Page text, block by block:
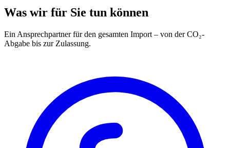
Was wir für Sie tun können
Ein Ansprechpartner für den gesamten Import – von der CO₂-
Abgabe bis zur Zulassung.